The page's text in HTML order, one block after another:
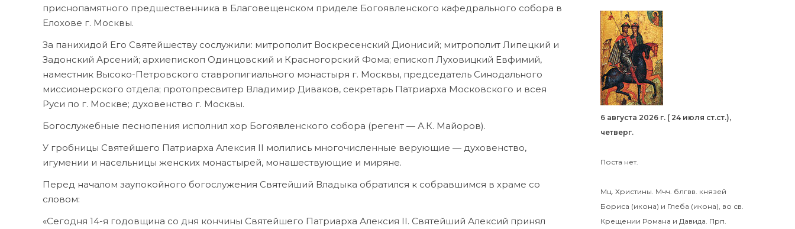
приснопамятного предшественника в Благовещенском приделе Богоявленского кафедрального собора в
Елохове г. Москвы.
За панихидой Его Святейшеству сослужили: митрополит Воскресенский Дионисий; митрополит Липецкий и
Задонский Арсений; архиепископ Одинцовский и Красногорский Фома; епископ Луховицкий Евфимий,
наместник Высоко-Петровского ставропигиального монастыря г. Москвы, председатель Синодального
миссионерского отдела; протопресвитер Владимир Диваков, секретарь Патриарха Московского и всея
Руси по г. Москве; духовенство г. Москвы.
Богослужебные песнопения исполнил хор Богоявленского собора (регент — А.К. Майоров).
У гробницы Святейшего Патриарха Алексия II молились многочисленные верующие — духовенство,
игумении и насельницы женских монастырей, монашествующие и миряне.
Перед началом заупокойного богослужения Святейший Владыка обратился к собравшимся в храме со
словом:
«Сегодня 14-я годовщина со дня кончины Святейшего Патриарха Алексия II. Святейший Алексий принял
6 августа 2026 г. ( 24 июля ст.ст.),
четверг.
Поста нет.
Мц. Христины. Мчч. блгвв. князей
Бориса (икона) и Глеба (икона), во св.
Крещении Романа и Давида. Прп.